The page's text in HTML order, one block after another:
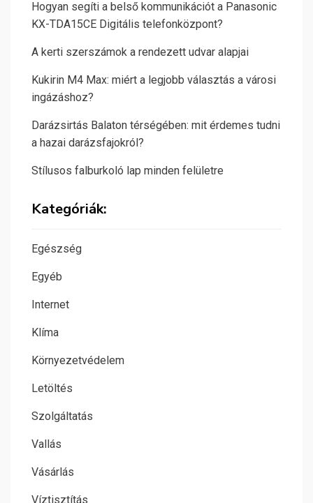
Hogyan segíti a belső kommunikációt a Panasonic
KX-TDA15CE Digitális telefonközpont?
A kerti szerszámok a rendezett udvar alapjai
Kukirin M4 Max: miért a legjobb választás a városi
ingázáshoz?
Darázsirtás Balaton térségében: mit érdemes tudni
a hazai darázsfajokról?
Stílusos falburkoló lap minden felületre
Kategóriák:
Egészség
Egyéb
Internet
Klíma
Környezetvédelem
Letöltés
Szolgáltatás
Vallás
Vásárlás
Víztisztítás